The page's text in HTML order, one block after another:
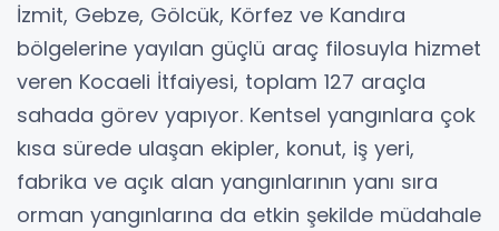
İzmit, Gebze, Gölcük, Körfez ve Kandıra
bölgelerine yayılan güçlü araç filosuyla hizmet
veren Kocaeli İtfaiyesi, toplam 127 araçla
sahada görev yapıyor. Kentsel yangınlara çok
kısa sürede ulaşan ekipler, konut, iş yeri,
fabrika ve açık alan yangınlarının yanı sıra
orman yangınlarına da etkin şekilde müdahale